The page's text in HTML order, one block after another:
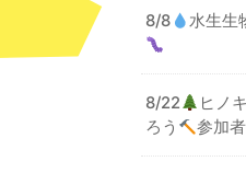
8/8 水生生
8/22
ヒノ
ろう
参加